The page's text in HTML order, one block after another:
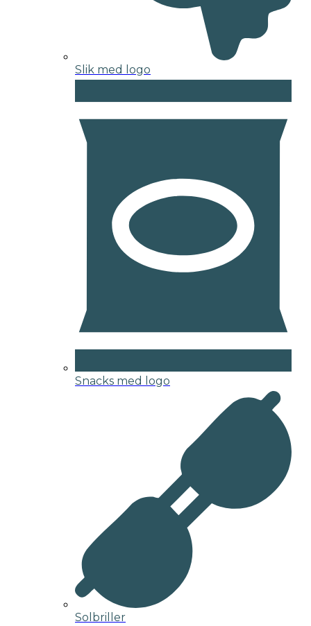
Slik med logo
Snacks med logo
Solbriller